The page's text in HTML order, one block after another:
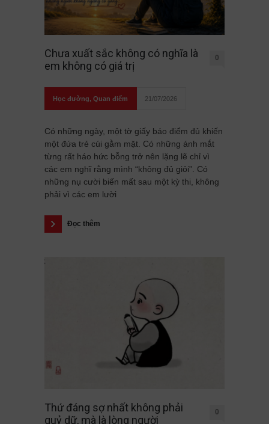
Chưa xuất sắc không có nghĩa là
em không có giá trị
0
Học đường, Quan điểm 21/07/2026
Có những ngày, một tờ giấy báo điểm đủ khiến
một đứa trẻ cúi gằm mặt. Có những ánh mắt
từng rất háo hức bỗng trở nên lặng lẽ chỉ vì
các em nghĩ rằng mình “không đủ giỏi”. Có
những nụ cười biến mất sau một kỳ thi, không
phải vì các em lười
Đọc thêm
Thứ đáng sợ nhất không phải
quỷ dữ, mà là lòng người
0